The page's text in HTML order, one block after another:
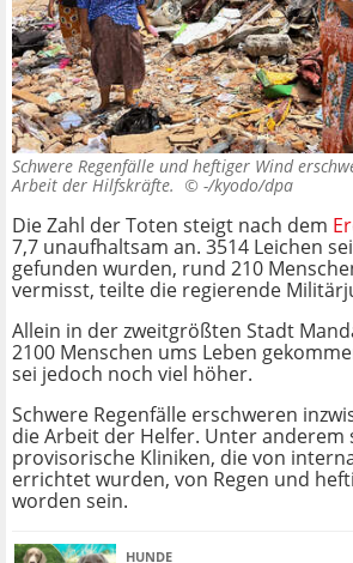
Schwere Regenfälle und heftiger Wind
Arbeit der Hilfskräfte. © -/kyodo/dpa
Die Zahl der Toten steigt nach dem
7,7 unaufhaltsam an. 3514 Leichen
gefunden wurden, rund 210
vermisst, teilte die regierende
Allein in der zweitgrößten Stadt
2100 Menschen ums Leben
sei jedoch noch viel höher.
Schwere Regenfälle erschweren
die Arbeit der Helfer. Unter anderem
provisorische Kliniken, die von
errichtet wurden, von Regen und
worden sein.
HUNDE